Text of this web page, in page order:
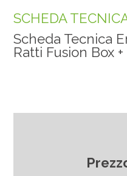
SCHEDA
Scheda Tecnica
Ratti Fusion Box